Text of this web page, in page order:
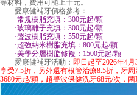
等材料，費用可能上千元。
愛康健補牙價格參考：
·常規樹脂充填：300元起/顆
·玻璃離子充填：300元起/顆
·聲波樹脂充填：550元起/顆
·超強納米樹脂充填：800元起/顆
·美學分層樹脂修複：1500元起/顆
愛康健補牙活動： 即日起至2026年4
享受7.5折，另外還有根管治療8.5折，牙
3680元起/顆，超聲波保健洗牙68元/次，